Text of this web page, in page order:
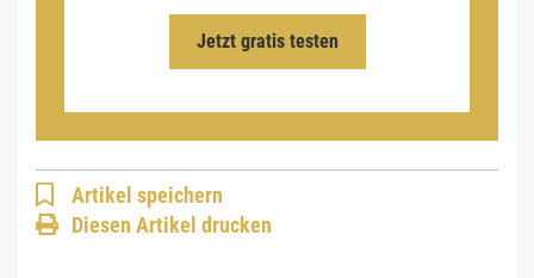
Jetzt gratis testen
Artikel speichern
Diesen Artikel drucken